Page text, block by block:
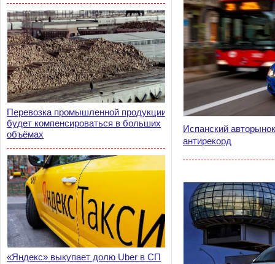
Перевозка промышленной продукции
будет компенсироваться в больших
объёмах
«Яндекс» выкупает долю Uber в СП
Испанский
антирекорд